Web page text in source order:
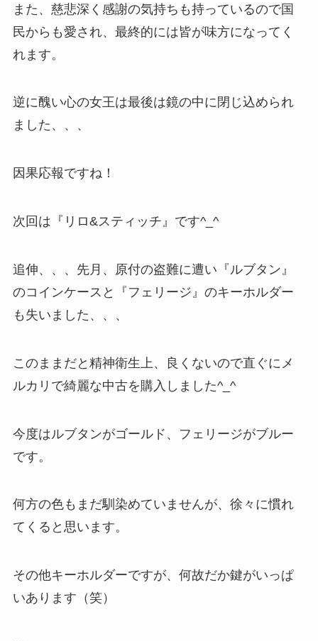
また、慈悲深く感謝の気持ちも持っているので国
民からも愛され、最終的には皆が味方になってく
れます。
逆に醜い心の女王は最後は鏡の中に閉じ込められ
ました、、、
因果応報ですね！
次回は『リロ&スティッチ』です^_^
追伸、、、先月、原付の盗難に遭い『ルブタン』
のコインケースと『フェリージ』のキーホルダー
も失いました、、、
このままだと精神衛生上、良くないので直ぐにメ
ルカリで綺麗な中古を購入しました^_^
今度はルブタンがゴールド、フェリージがブルー
です。
何方の色もまだ馴染めていませんが、徐々に慣れ
てくると思います。
その他キーホルダーですが、何故だか鍵がいっぱ
いあります（笑）